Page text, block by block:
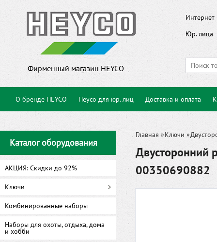
Фирменный магазин HEYCO
Интернет
Юр. лица
О бренде HEYCO Heyco для юр. лиц Доставка и оплата
Каталог оборудования
АКЦИЯ: Скидки до 92%
Ключи
Комбинированные наборы
Наборы для охоты, отдыха, дома
и хобби
Главная »Ключи »
00350690882